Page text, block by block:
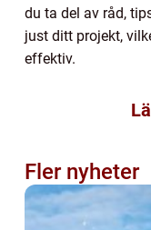
du ta del av råd,
just ditt projekt,
effektiv.
Fler nyheter